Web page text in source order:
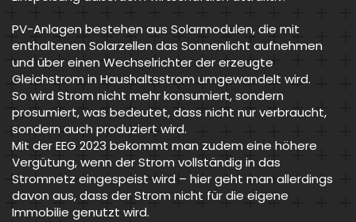
PV-Anlagen bestehen aus Solarmodulen, die mit
enthaltenen Solarzellen das Sonnenlicht aufnehmen
und über einen Wechselrichter der erzeugte
Gleichstrom in Haushaltsstrom umgewandelt wird.
So wird Strom nicht mehr konsumiert, sondern
prosumiert, was bedeutet, dass nicht nur verbraucht,
sondern auch produziert wird.
Mit der EEG 2023 bekommt man zudem eine höhere
Vergütung, wenn der Strom vollständig in das
Stromnetz eingespeist wird – hier geht man allerdings
davon aus, dass der Strom nicht für die eigene
Immobilie genutzt wird.